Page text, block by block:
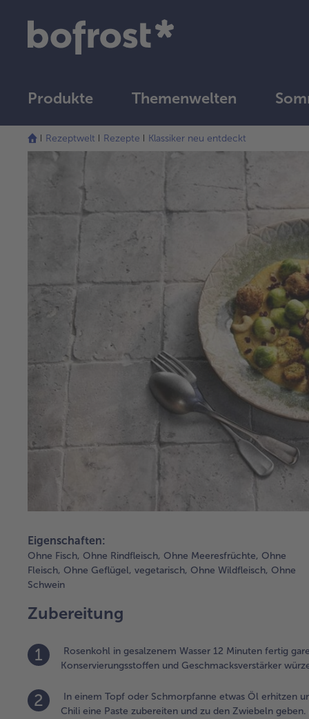
Produkte Themenwelten
Rezeptwelt Rezepte Klassiker neu entdeckt
Eigenschaften:
Ohne Fisch, Ohne Rindfleisch, Ohne Meeresfrüchte, Ohne
Fleisch, Ohne Geflügel, vegetarisch, Ohne Wildfleisch, Ohne
Schwein
Zubereitung
1
Rosenkohl in gesalzenem Wasser 12 Minuten fertig
Konservierungsstoffen und Geschmacksverstärker
2
In einem Topf oder Schmorpfanne etwas Öl erhitzen
Chili eine Paste zubereiten und zu den Zwiebeln